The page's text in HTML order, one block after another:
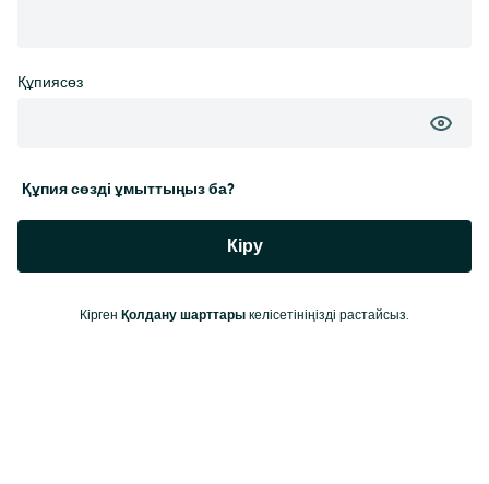
Құпиясөз
Құпия сөзді ұмыттыңыз ба?
Кіру
Кірген Қолдану шарттары келісетініңізді растайсыз.